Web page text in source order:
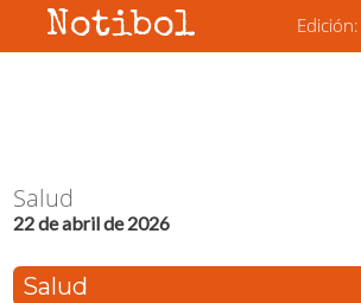
Notibol Edición:
Salud
22 de abril de 2026
Salud